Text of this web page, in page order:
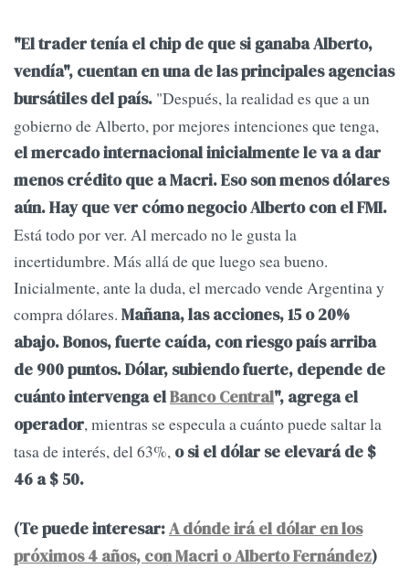
"El trader tenía el chip de que si ganaba Alberto,
vendía", cuentan en una de las principales agencias
bursátiles del país. "Después, la realidad es que a un
gobierno de Alberto, por mejores intenciones que tenga,
el mercado internacional inicialmente le va a dar
menos crédito que a Macri. Eso son menos dólares
aún. Hay que ver cómo negocio Alberto con el FMI.
Está todo por ver. Al mercado no le gusta la
incertidumbre. Más allá de que luego sea bueno.
Inicialmente, ante la duda, el mercado vende Argentina y
compra dólares. Mañana, las acciones, 15 o 20%
abajo. Bonos, fuerte caída, con riesgo país arriba
de 900 puntos. Dólar, subiendo fuerte, depende de
cuánto intervenga elBanco Central", agrega el
operador, mientras se especula a cuánto puede saltar la
tasa de interés, del 63%, o si el dólar se elevará de $
46 a $ 50.
(Te puede interesar:A dónde irá el dólar en los
próximos 4 años, con Macri o Alberto Fernández)